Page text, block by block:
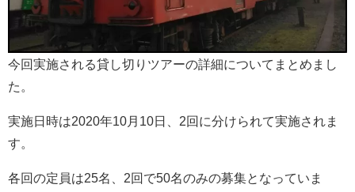
今回実施される貸し切りツアーの詳細についてまとめまし
た。
実施日時は2020年10月10日、2回に分けられて実施されま
す。
各回の定員は25名、2回で50名のみの募集となっていま